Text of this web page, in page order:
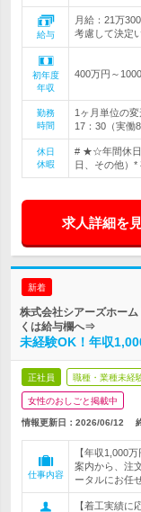
給与
月給：21万
考慮して決定
初年度
年収
400万円～
勤務
時間
1ヶ月単位の
17：30（実働
休日
休暇
# ★☆年間休日
日、その他）*
求人詳細を
新着
株式会社シアーズホー
くは給与欄へ⇒
未経験OK！年収
正社員 職種・業種未経
女性のおしごと掲載中
情報更新日：2026/06/12
仕事内容
【年収1,000
案内から、注
ータルにお任
【着工実績